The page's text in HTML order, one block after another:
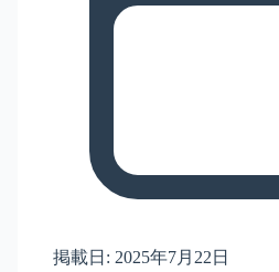
掲載日: 2025年7月22日